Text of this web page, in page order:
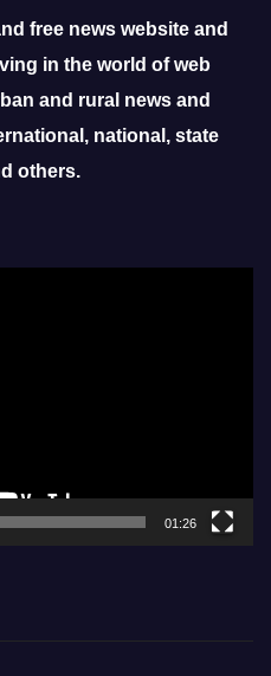
free news website and
in the world of web
and rural news and
national, state
others.
01:26